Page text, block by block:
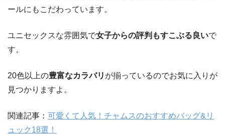
ールにもこだわっています。
ユニセックスな雰囲気で女子からの評判もすこぶる良いで
す。
20色以上の豊富なカラバリ が揃っているのでお気に入りが
見つかりますよ。
関連記事： 可愛くて人気！チャムスのおすすめバッグ&リ
ュック18選！